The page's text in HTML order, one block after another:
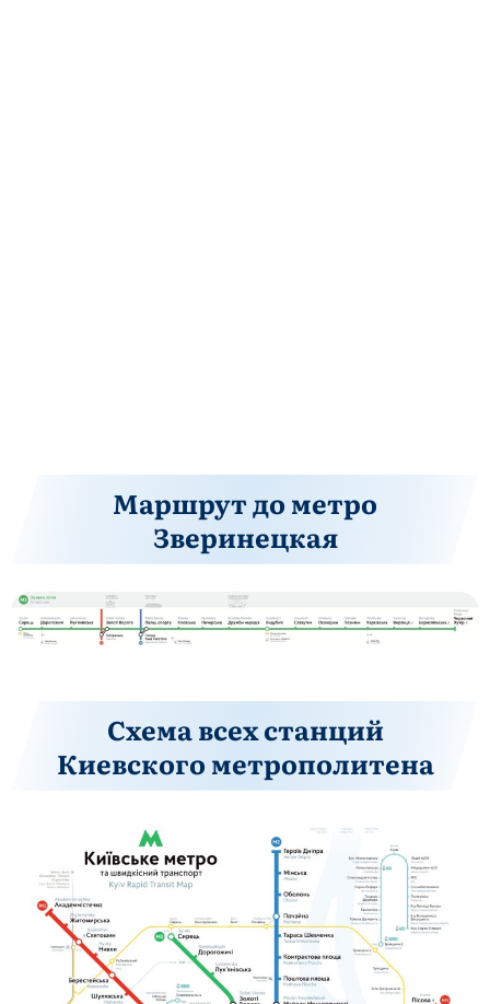
Маршрут до метро
Зверинецкая
Схема всех станций
Киевского метрополитена